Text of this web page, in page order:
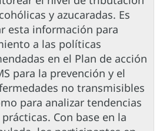
y azucaradas. Es
esta información para
a las políticas
en el Plan de acción
para la prevención y el
no transmisibles
para analizar tendencias
Con base en la